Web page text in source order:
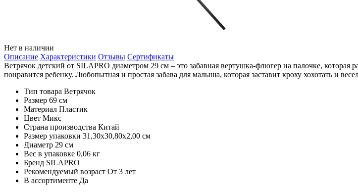
Нет в наличии
Описание Характеристики Отзывы Сертификаты
Ветрячок детский от SILAPRO диаметром 29 см – это забавная вертушка-флюгер на палочке, которая
понравится ребенку. Любопытная и простая забава для малыша, которая заставит кроху хохотать и
Тип товара Ветрячок
Размер 69 см
Материал Пластик
Цвет Микс
Страна производства Китай
Размер упаковки 31,30х30,80х2,00 см
Диаметр 29 см
Вес в упаковке 0,06 кг
Бренд SILAPRO
Рекомендуемый возраст От 3 лет
В ассортименте Да